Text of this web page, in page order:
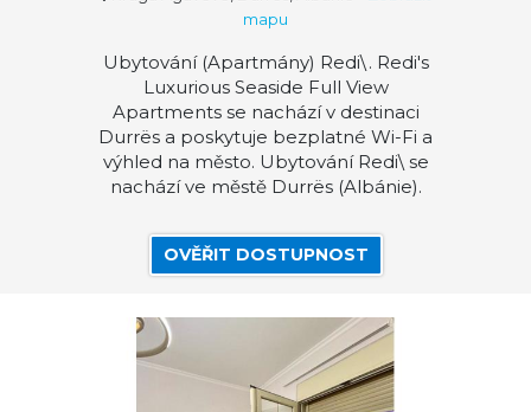
mapu
Ubytování (Apartmány) Redi\. Redi's
Luxurious Seaside Full View
Apartments se nachází v destinaci
Durrës a poskytuje bezplatné Wi-Fi a
výhled na město. Ubytování Redi\ se
nachází ve městě Durrës (Albánie).
OVĚŘIT DOSTUPNOST